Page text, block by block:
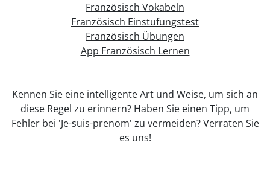
Französisch Vokabeln
Französisch Einstufungstest
Französisch Übungen
App Französisch Lernen
Kennen Sie eine intelligente Art und Weise, um sich an
diese Regel zu erinnern? Haben Sie einen Tipp, um
Fehler bei 'Je-suis-prenom' zu vermeiden? Verraten Sie
es uns!